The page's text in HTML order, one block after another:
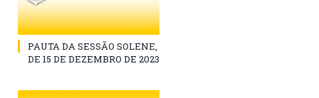
PAUTA DA SESSÃO SOLENE,
DE 15 DE DEZEMBRO DE 2023